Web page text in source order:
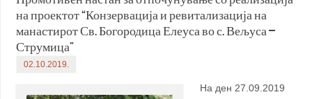
на проектот “Конзервација и ревитализација на
манастирот Св. Богородица Елеуса во с. Вељуса –
Струмица”
02.10.2019.
На ден 27.09.2019